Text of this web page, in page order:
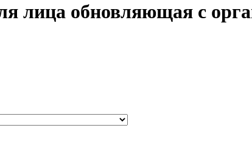
лица обновляющая с